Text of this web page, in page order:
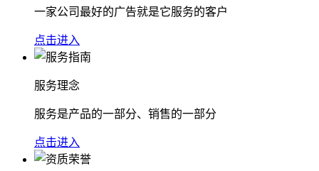
一家公司最好的广告就是它服务的客户
点击进入
服务理念
服务是产品的一部分、销售的一部分
点击进入